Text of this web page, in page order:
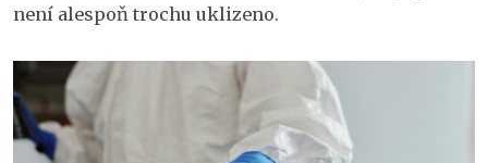
není alespoň trochu uklizeno.